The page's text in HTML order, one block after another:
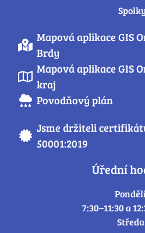
Spolky
Mapová aplikace GIS
Brdy
Mapová aplikace GIS
kraj
Povodňový plán
Jsme držiteli
50001:2019
Úřední
7:30–11:30 a
Středa